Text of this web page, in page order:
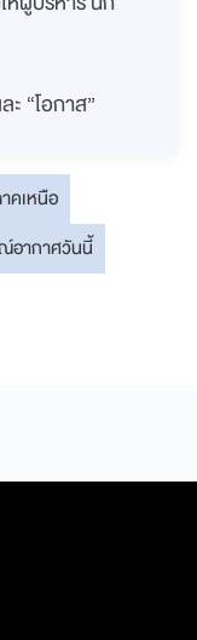
“โอกาส”
คเหนือ
อากาศวันนี้